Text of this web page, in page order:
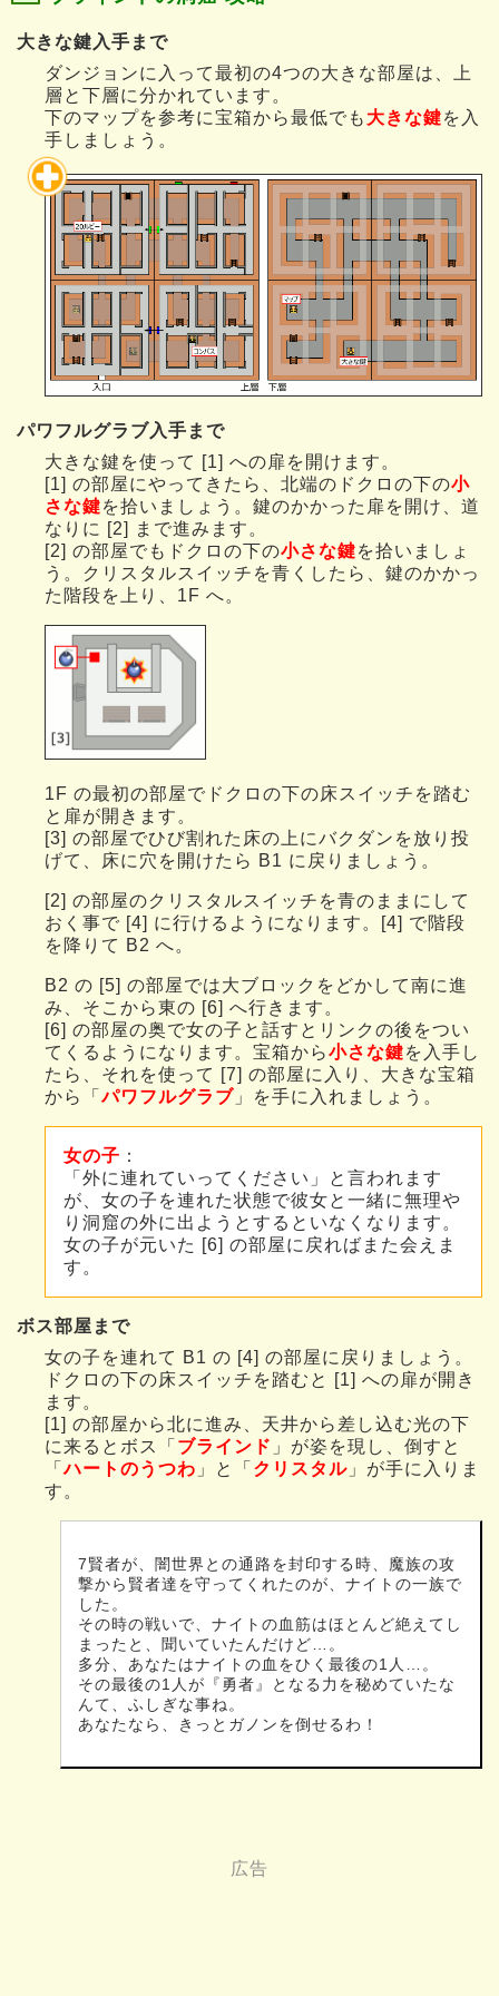
大きな鍵入手まで
ダンジョンに入って最初の4つの大きな部屋は、上
層と下層に分かれています。
下のマップを参考に宝箱から最低でも 大きな鍵を入
手しましょう。
パワフルグラブ入手まで
大きな鍵を使って [1] への扉を開けます。
[1] の部屋にやってきたら、北端のドクロの下の小
さな鍵を拾いましょう。鍵のかかった扉を開け、道
なりに [2] まで進みます。
[2] の部屋でもドクロの下の小さな鍵を拾いましょ
う。クリスタルスイッチを青くしたら、鍵のかかっ
た階段を上り、1F へ。
1F の最初の部屋でドクロの下の床スイッチを踏む
と扉が開きます。
[3] の部屋でひび割れた床の上にバクダンを放り投
げて、床に穴を開けたら B1 に戻りましょう。
[2] の部屋のクリスタルスイッチを青のままにして
おく事で [4] に行けるようになります。[4] で階段
を降りて B2 へ。
B2 の [5] の部屋では大ブロックをどかして南に進
み、そこから東の [6] へ行きます。
[6] の部屋の奥で女の子と話すとリンクの後をつい
てくるようになります。宝箱から小さな鍵を入手し
たら、それを使って [7] の部屋に入り、大きな宝箱
から「パワフルグラブ 」を手に入れましょう。
女の子 ：
「外に連れていってください」と言われます
が、女の子を連れた状態で彼女と一緒に無理や
り洞窟の外に出ようとするといなくなります。
女の子が元いた [6] の部屋に戻ればまた会えま
す。
ボス部屋まで
女の子を連れて B1 の [4] の部屋に戻りましょう。
ドクロの下の床スイッチを踏むと [1] への扉が開き
ます。
[1] の部屋から北に進み、天井から差し込む光の下
に来るとボス「 ブラインド 」が姿を現し、倒すと
「ハートのうつわ 」と「 クリスタル 」が手に入りま
す。
7賢者が、闇世界との通路を封印する時、魔族の攻
撃から賢者達を守ってくれたのが、ナイトの一族で
した。
その時の戦いで、ナイトの血筋はほとんど絶えてし
まったと、聞いていたんだけど…。
多分、あなたはナイトの血をひく最後の1人…。
その最後の1人が『勇者』となる力を秘めていたな
んて、ふしぎな事ね。
あなたなら、きっとガノンを倒せるわ！